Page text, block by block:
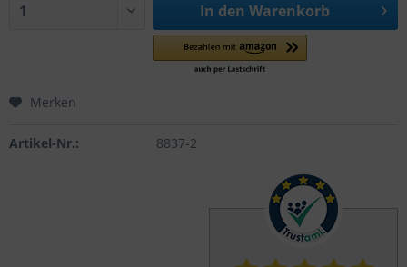
In den Warenkorb
Merken
Artikel-Nr.: 8837-2